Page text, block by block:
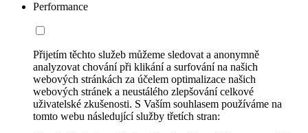
Performance
Přijetím těchto služeb můžeme sledovat a anonymně
analyzovat chování při klikání a surfování na našich
webových stránkách za účelem optimalizace našich
webových stránek a neustálého zlepšování celkové
uživatelské zkušenosti. S Vaším souhlasem používáme na
tomto webu následující služby třetích stran: